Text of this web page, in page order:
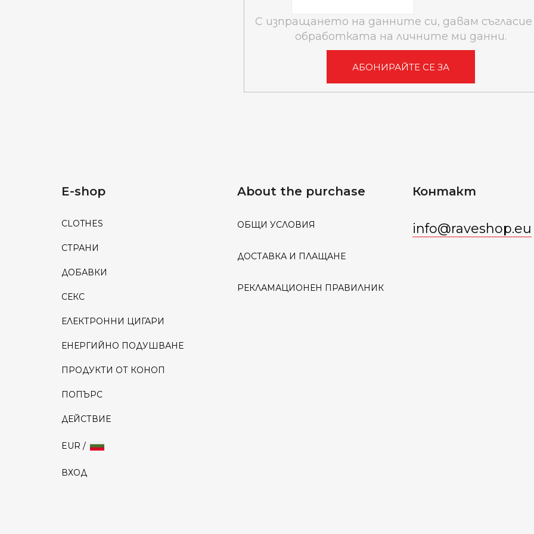
С изпращането на данните си, давам съгласие
обработката на личните ми данни.
АБОНИРАЙТЕ СЕ ЗА
E-shop
CLOTHES
СТРАНИ
ДОБАВКИ
СЕКС
ЕЛЕКТРОННИ ЦИГАРИ
ЕНЕРГИЙНО ПОДУШВАНЕ
ПРОДУКТИ ОТ КОНОП
ПОПЪРС
ДЕЙСТВИЕ
EUR /
ВХОД
About the purchase
ОБЩИ УСЛОВИЯ
ДОСТАВКА И ПЛАЩАНЕ
РЕКЛАМАЦИОНЕН ПРАВИЛНИК
Контакт
info@raveshop.eu